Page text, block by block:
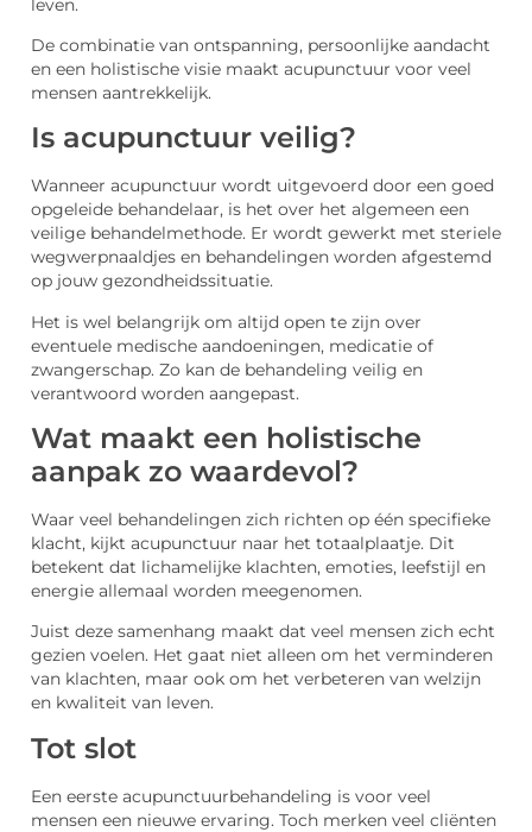
leven.
De combinatie van ontspanning, persoonlijke aandacht
en een holistische visie maakt acupunctuur voor veel
mensen aantrekkelijk.
Is acupunctuur veilig?
Wanneer acupunctuur wordt uitgevoerd door een goed
opgeleide behandelaar, is het over het algemeen een
veilige behandelmethode. Er wordt gewerkt met steriele
wegwerpnaaldjes en behandelingen worden afgestemd
op jouw gezondheidssituatie.
Het is wel belangrijk om altijd open te zijn over
eventuele medische aandoeningen, medicatie of
zwangerschap. Zo kan de behandeling veilig en
verantwoord worden aangepast.
Wat maakt een holistische
aanpak zo waardevol?
Waar veel behandelingen zich richten op één specifieke
klacht, kijkt acupunctuur naar het totaalplaatje. Dit
betekent dat lichamelijke klachten, emoties, leefstijl en
energie allemaal worden meegenomen.
Juist deze samenhang maakt dat veel mensen zich echt
gezien voelen. Het gaat niet alleen om het verminderen
van klachten, maar ook om het verbeteren van welzijn
en kwaliteit van leven.
Tot slot
Een eerste acupunctuurbehandeling is voor veel
mensen een nieuwe ervaring. Toch merken veel cliënten